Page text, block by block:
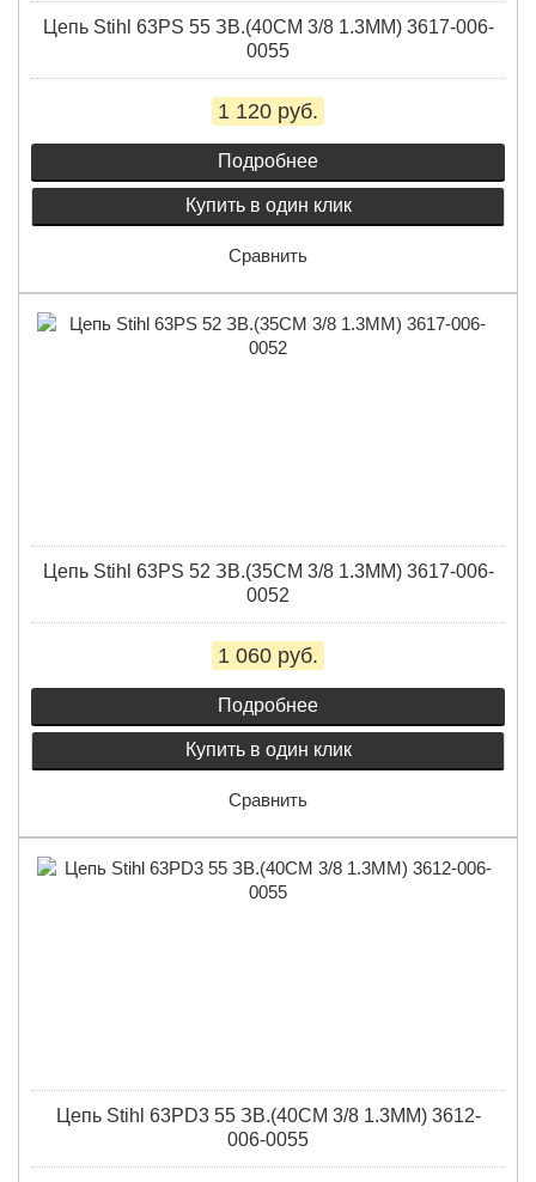
Цепь Stihl 63PS 55 ЗВ.(40СМ 3/8 1.3ММ) 3617-006-
0055
1 120 руб.
Подробнее
Купить в один клик
Сравнить
Цепь Stihl 63PS 52 ЗВ.(35СМ 3/8 1.3ММ) 3617-006-
0052
1 060 руб.
Подробнее
Купить в один клик
Сравнить
Цепь Stihl 63PD3 55 ЗВ.(40СМ 3/8 1.3ММ) 3612-
006-0055